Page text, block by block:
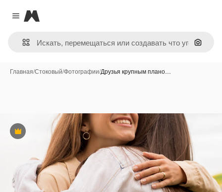
Close menu
Magnific
Поиск
Главная/Стоковый/Фотографии/Друзья крупным плано…
Премиум